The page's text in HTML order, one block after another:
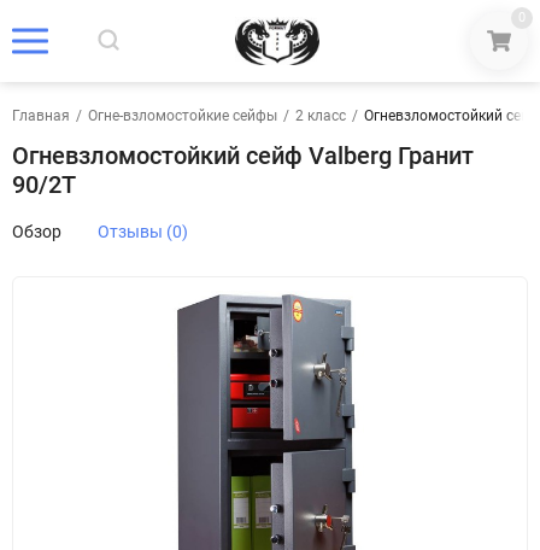
0
Главная / Огне-взломостойкие сейфы / 2 класс / Огневзломостойкий
Огневзломостойкий сейф Valberg Гранит
90/2T
Обзор Отзывы (0)